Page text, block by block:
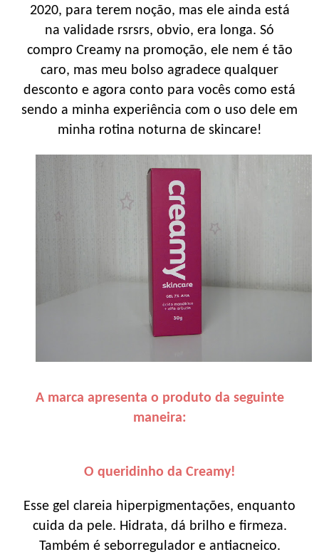
2020, para terem noção, mas ele ainda está
na validade rsrsrs, obvio, era longa. Só
compro Creamy na promoção, ele nem é tão
caro, mas meu bolso agradece qualquer
desconto e agora conto para vocês como está
sendo a minha experiência com o uso dele em
minha rotina noturna de skincare!
A marca apresenta o produto da seguinte
maneira:
O queridinho da Creamy!
Esse gel clareia hiperpigmentações, enquanto
cuida da pele. Hidrata, dá brilho e firmeza.
Também é seborregulador e antiacneico.